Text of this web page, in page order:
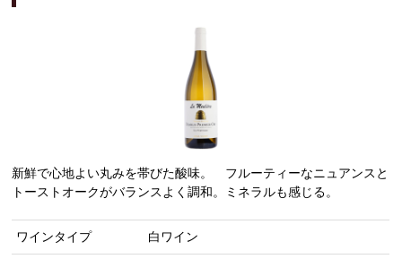
新鮮で心地よい丸みを帯びた酸味。 フルーティーなニュアンスと
トーストオークがバランスよく調和。ミネラルも感じる。
ワインタイプ 白ワイン